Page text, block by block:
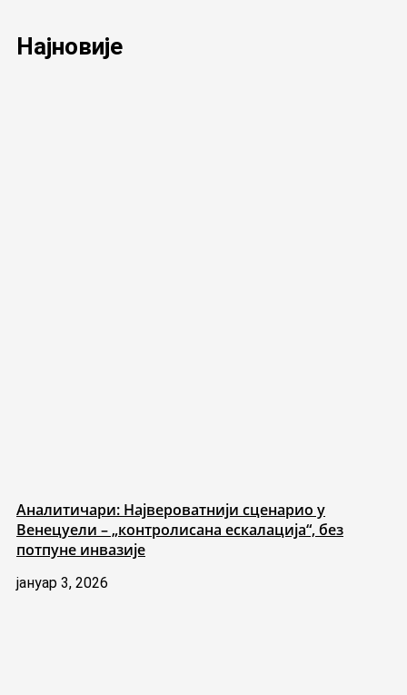
Најновије
Аналитичари: Највероватнији сценарио у
Венецуели – „контролисана ескалација“, без
потпуне инвазије
јануар 3, 2026